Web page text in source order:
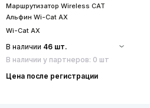
Маршрутизатор Wireless CAT
Альфин Wi-Cat AX
Wi-Cat AX
В наличии 46 шт.
В наличии у партнеров: 0 шт
Цена после регистрации